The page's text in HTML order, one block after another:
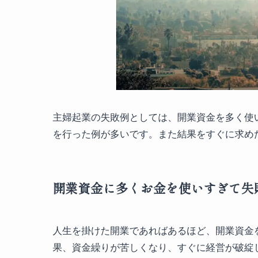
主婦起業の失敗例としては、開業資金を多く
を行った例が多いです。また結果をすぐに求
開業資金に多くお金を使いすぎて失
人生を掛けた開業であればあるほど、開業資
果、資金繰りが苦しくなり、すぐに経営が破綻